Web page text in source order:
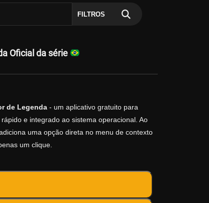
FILTROS
Oficial da série
de Legenda- um aplicativo gratuito para
e integrado ao sistema operacional. Ao
uma opção direta no menu de contexto
um clique.